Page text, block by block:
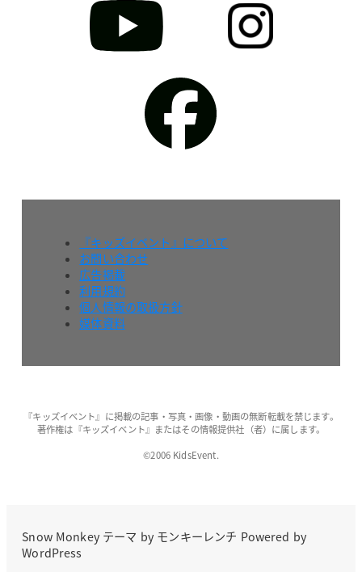
『キッズイベント』について
お問い合わせ
広告掲載
利用規約
個人情報の取扱方針
媒体資料
『キッズイベント』に掲載の記事・写真・画像・動画の無断転載を禁じます。
著作権は『キッズイベント』またはその情報提供社（者）に属します。
©2006 KidsEvent.
Snow Monkeyテーマ by モンキーレンチ Powered by
WordPress